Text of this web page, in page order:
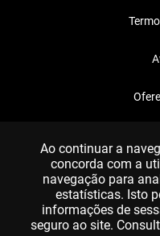
Ao continuar a
concorda com a
navegação para
estatísticas. Isto
informações de
seguro ao site.